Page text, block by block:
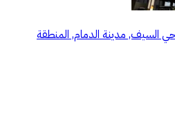
شارع 2 السيف, حي السيف, مدينة الدمام, المنطقة